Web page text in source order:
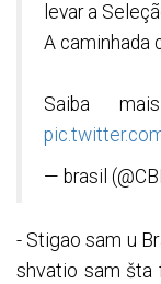
levar a
A caminhada
Saiba
— brasil
- Stigao sam u
shvatio sam šta